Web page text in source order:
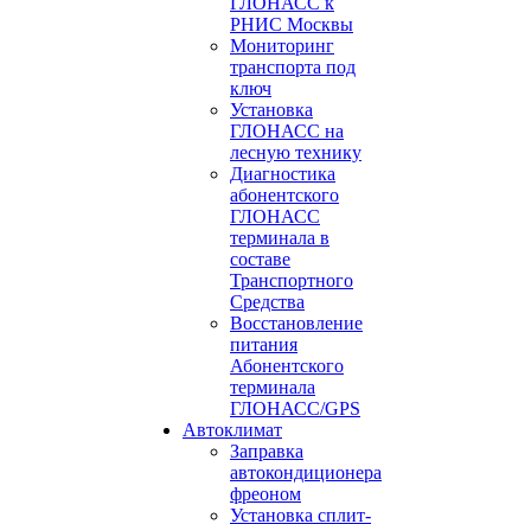
РНИС Москвы
Мониторинг
транспорта под
ключ
Установка
ГЛОНАСС на
лесную технику
Диагностика
абонентского
ГЛОНАСС
терминала в
составе
Транспортного
Средства
Восстановление
питания
Абонентского
терминала
ГЛОНАСС/GPS
Автоклимат
Заправка
автокондиционера
фреоном
Установка сплит-